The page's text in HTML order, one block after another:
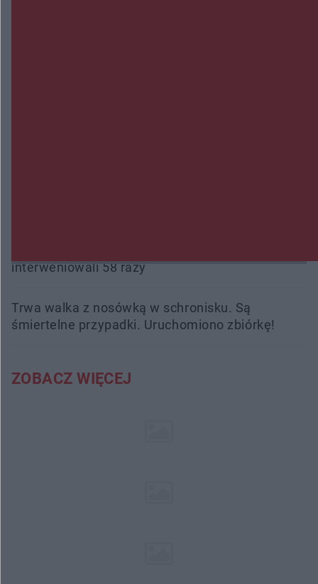
interweniowali 58 razy
Trwa walka z nosówką w schronisku. Są
śmiertelne przypadki. Uruchomiono zbiórkę!
ZOBACZ WIĘCEJ